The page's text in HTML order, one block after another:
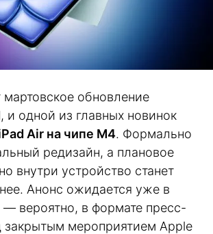
мартовское обновление
, и одной из главных новинок
Air на чипе M4. Формально
редизайн, а плановое
внутри устройство станет
Анонс ожидается уже в
— вероятно, в формате пресс-
закрытым мероприятием Apple